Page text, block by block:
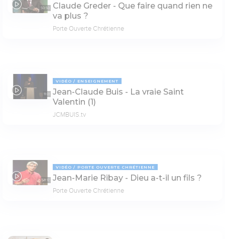
50:50
Claude Greder - Que faire quand rien ne
va plus ?
Porte Ouverte Chrétienne
11:01
VIDÉO ENSEIGNEMENT
Jean-Claude Buis - La vraie Saint
Valentin (1)
JCMBUIS.tv
53:17
VIDÉO PORTE OUVERTE CHRÉTIENNE
Jean-Marie Ribay - Dieu a-t-il un fils ?
Porte Ouverte Chrétienne